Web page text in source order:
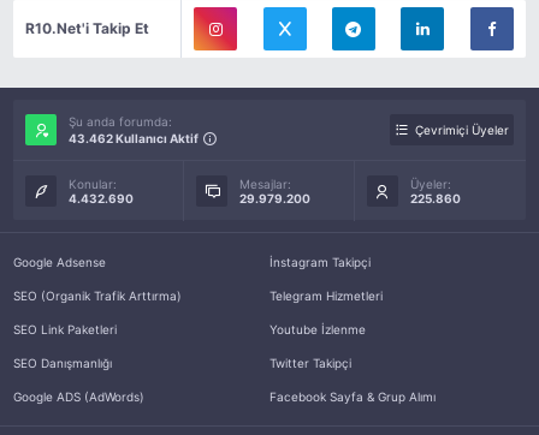
R10.Net'i Takip Et
Şu anda forumda:
43.462 Kullanıcı Aktif
Çevrimiçi Üyeler
Konular:
4.432.690
Mesajlar:
29.979.200
Üyeler:
225.860
Google Adsense
SEO (Organik Trafik Arttırma)
SEO Link Paketleri
SEO Danışmanlığı
Google ADS (AdWords)
İnstagram Takipçi
Telegram Hizmetleri
Youtube İzlenme
Twitter Takipçi
Facebook Sayfa & Grup Alımı